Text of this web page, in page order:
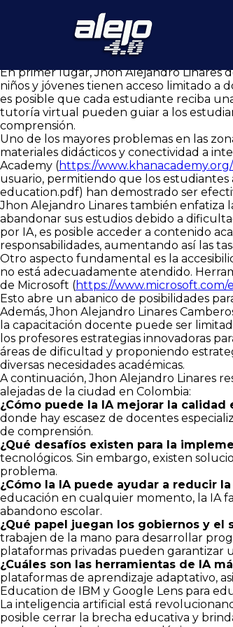
En un país como Colombia, donde la
esperanzador, sobre todo en los
tecnologías para la transformación
En primer lugar, Jhon Alejandro Linares
niños y jóvenes tienen acceso limitado a
es posible que cada estudiante reciba
tutoría virtual pueden guiar a los
comprensión.
Uno de los mayores problemas en las
materiales didácticos y conectividad a
Academy (https://www.khanacademy.org/
usuario, permitiendo que los
education.pdf) han demostrado ser
Jhon Alejandro Linares también enfatiza
abandonar sus estudios debido a
por IA, es posible acceder a contenido
responsabilidades, aumentando así las
Otro aspecto fundamental es la
no está adecuadamente atendido.
de Microsoft (https://www.microsoft.com/
Esto abre un abanico de posibilidades
Además, Jhon Alejandro Linares
la capacitación docente puede ser
los profesores estrategias innovadoras
áreas de dificultad y proponiendo
diversas necesidades académicas.
A continuación, Jhon Alejandro Linares
alejadas de la ciudad en Colombia:
¿Cómo puede la IA mejorar la
donde hay escasez de docentes
de comprensión.
¿Qué desafíos existen para la
tecnológicos. Sin embargo, existen
problema.
¿Cómo la IA puede ayudar a reducir
educación en cualquier momento, la IA
abandono escolar.
¿Qué papel juegan los gobiernos y
trabajen de la mano para desarrollar
plataformas privadas pueden garantizar
¿Cuáles son las herramientas de IA
plataformas de aprendizaje adaptativo,
Education de IBM y Google Lens para
La inteligencia artificial está
posible cerrar la brecha educativa y